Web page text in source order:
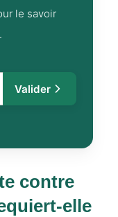
le savoir
Valider
contre
elle